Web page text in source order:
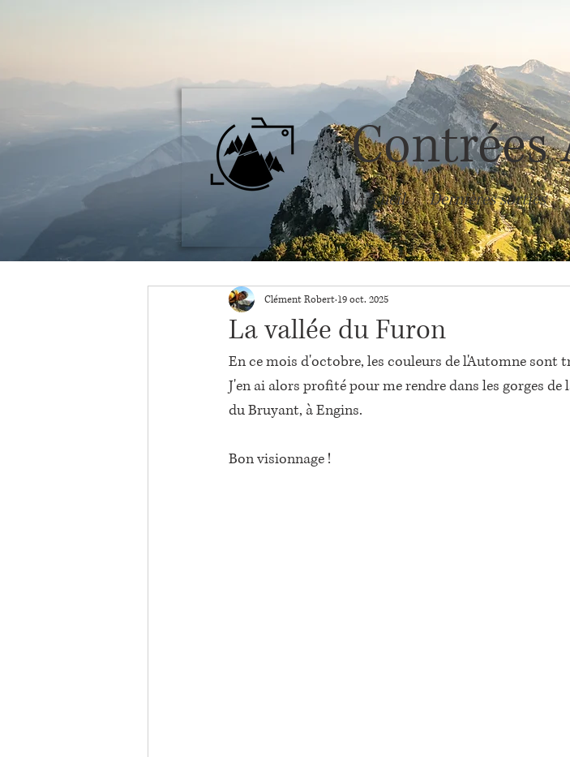
Accueil Dernières sorties
La vallée du Furon
Clément Robert 19 oct. 2025
En ce mois d'octobre, les couleurs de l'Automne sont
J'en ai alors profité pour me rendre dans les gorges de
du Bruyant, à Engins.
Bon visionnage !